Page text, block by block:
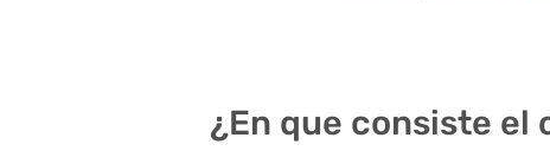
¿En que consiste el